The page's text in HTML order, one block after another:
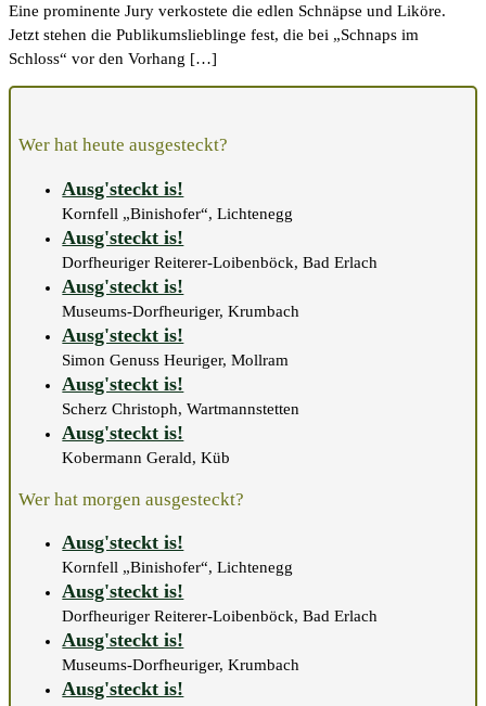
Eine prominente Jury verkostete die edlen Schnäpse und Liköre.
Jetzt stehen die Publikumslieblinge fest, die bei „Schnaps im
Schloss“ vor den Vorhang […]
Wer hat heute ausgesteckt?
Ausg'steckt is!
Kornfell „Binishofer“, Lichtenegg
Ausg'steckt is!
Dorfheuriger Reiterer-Loibenböck, Bad Erlach
Ausg'steckt is!
Museums-Dorfheuriger, Krumbach
Ausg'steckt is!
Simon Genuss Heuriger, Mollram
Ausg'steckt is!
Scherz Christoph, Wartmannstetten
Ausg'steckt is!
Kobermann Gerald, Küb
Wer hat morgen ausgesteckt?
Ausg'steckt is!
Kornfell „Binishofer“, Lichtenegg
Ausg'steckt is!
Dorfheuriger Reiterer-Loibenböck, Bad Erlach
Ausg'steckt is!
Museums-Dorfheuriger, Krumbach
Ausg'steckt is!